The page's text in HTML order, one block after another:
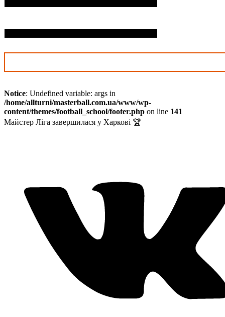
Notice: Undefined variable: args in
/home/allturni/masterball.com.ua/www/wp-
content/themes/football_school/footer.php on line 141
Майстер Ліга завершилася у Харкові 🏆